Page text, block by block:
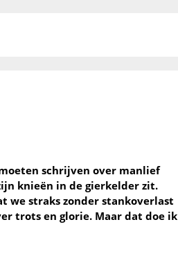
schrijven over manlief
knieën in de gierkelder zit.
we straks zonder stankoverlast
trots en glorie. Maar dat doe ik